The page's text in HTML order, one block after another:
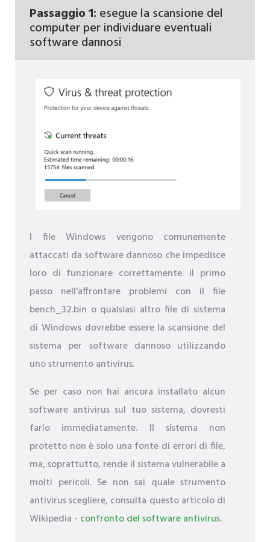
Passaggio 1: esegue la scansione del
computer per individuare eventuali
software dannosi
I file Windows vengono comunemente
attaccati da software dannoso che impedisce
loro di funzionare correttamente. Il primo
passo nell'affrontare problemi con il file
bench_32.bin o qualsiasi altro file di sistema
di Windows dovrebbe essere la scansione del
sistema per software dannoso utilizzando
uno strumento antivirus.
Se per caso non hai ancora installato alcun
software antivirus sul tuo sistema, dovresti
farlo immediatamente. Il sistema non
protetto non è solo una fonte di errori di file,
ma, soprattutto, rende il sistema vulnerabile a
molti pericoli. Se non sai quale strumento
antivirus scegliere, consulta questo articolo di
Wikipedia - confronto del software antivirus.